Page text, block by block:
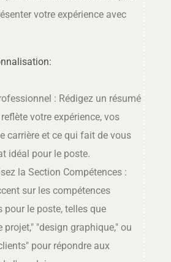
votre expérience avec
: Rédigez un résumé
votre expérience, vos
carrière et ce qui fait de vous
idéal pour le poste.
la Section Compétences :
sur les compétences
pour le poste, telles que
projet," "design graphique," ou
pour répondre aux